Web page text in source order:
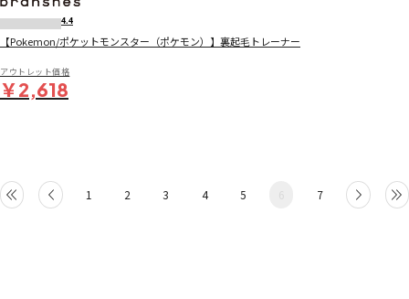
4.4
【Pokemon/ポケットモンスター（ポケモン）】裏起毛トレーナー
アウトレット価格
￥2,618
1 2 3 4 5 7